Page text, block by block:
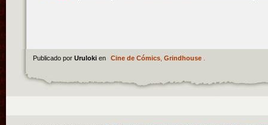
Publicado por Uruloki en Cine de Cómics, Grindhouse.